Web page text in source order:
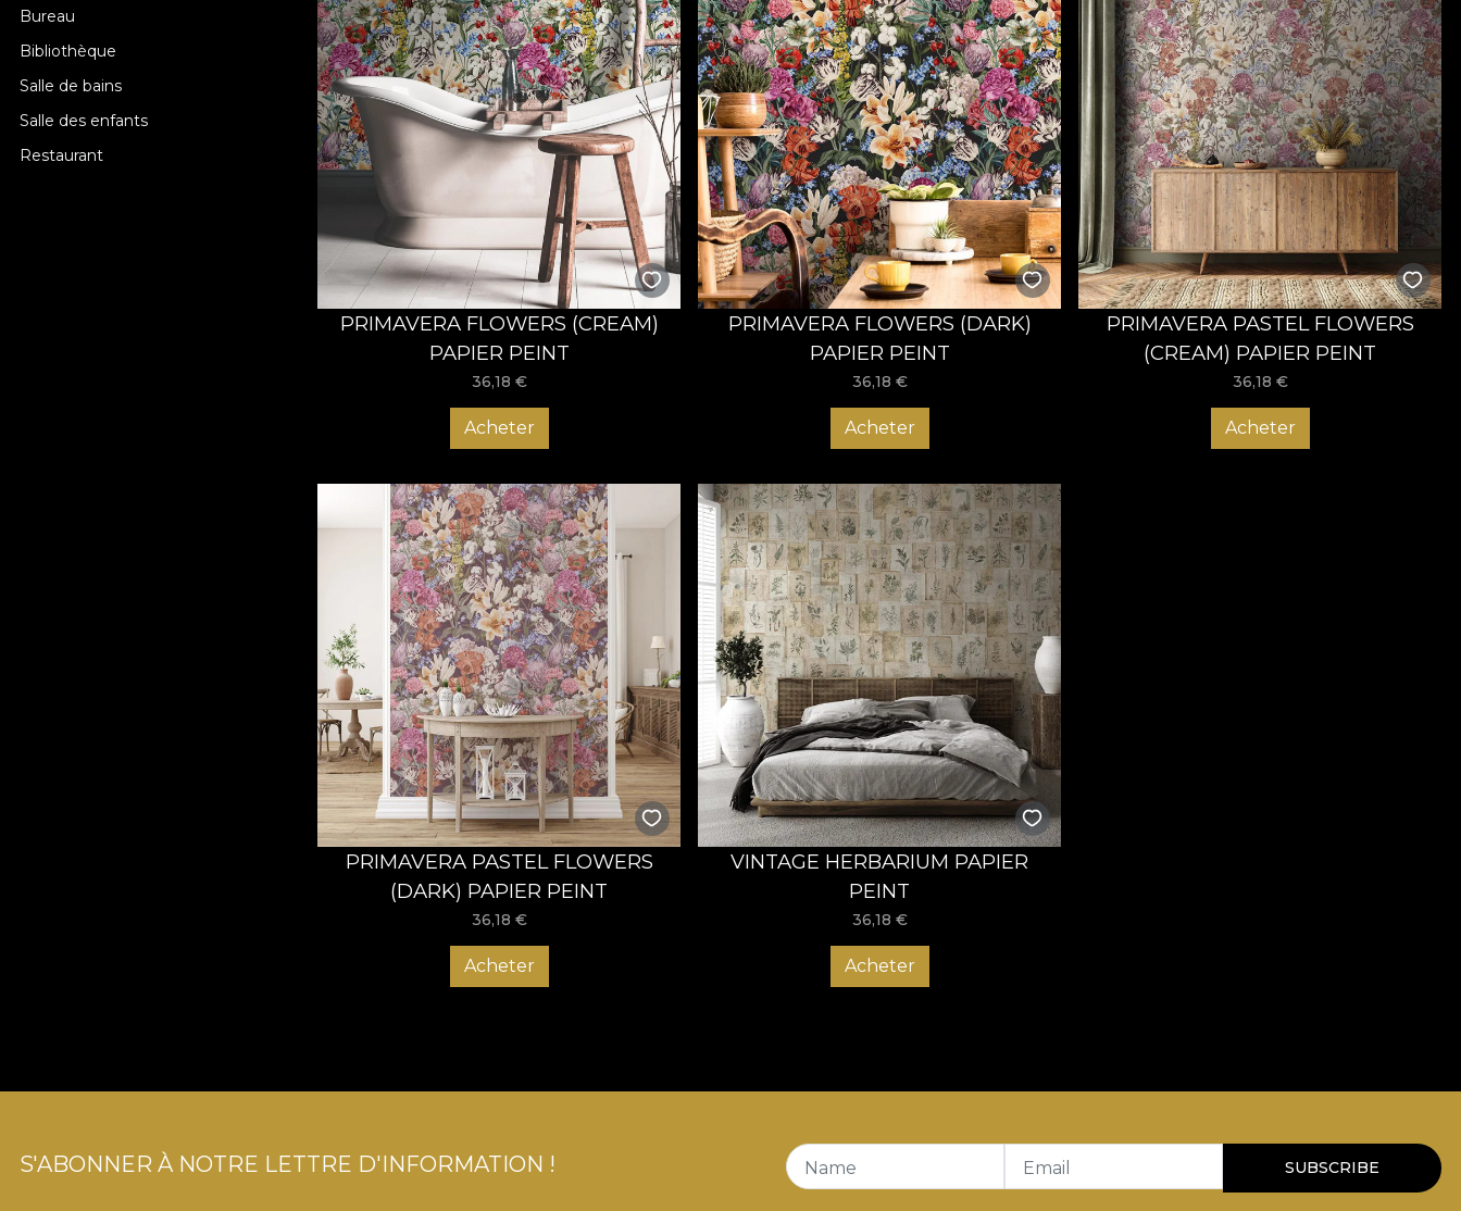
Bureau
Bibliothèque
Salle de bains
Salle des enfants
Restaurant
PRIMAVERA FLOWERS (CREAM)
PAPIER PEINT
36,18 €
Acheter
PRIMAVERA FLOWERS (DARK)
PAPIER PEINT
36,18 €
Acheter
PRIMAVERA PASTEL FLOWERS
(CREAM) PAPIER PEINT
36,18 €
Acheter
PRIMAVERA PASTEL FLOWERS
(DARK) PAPIER PEINT
36,18 €
Acheter
VINTAGE HERBARIUM PAPIER
PEINT
36,18 €
Acheter
S'ABONNER À NOTRE LETTRE D'INFORMATION ! Name Email SUBSCRIBE